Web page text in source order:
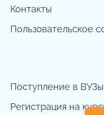
Контакты
Пользовательское
Поступление в ВУЗы
Регистрация на